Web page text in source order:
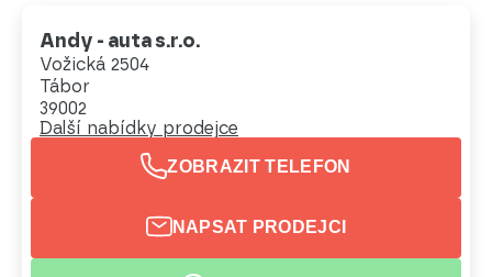
Andy - auta s.r.o.
Vožická 2504
Tábor
39002
Další nabídky prodejce
ZOBRAZIT TELEFON
NAPSAT PRODEJCI